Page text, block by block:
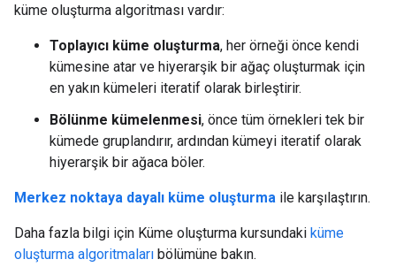
küme oluşturma algoritması vardır:
Toplayıcı küme oluşturma, her örneği önce kendi
kümesine atar ve hiyerarşik bir ağaç oluşturmak için
en yakın kümeleri iteratif olarak birleştirir.
Bölünme kümelenmesi, önce tüm örnekleri tek bir
kümede gruplandırır, ardından kümeyi iteratif olarak
hiyerarşik bir ağaca böler.
Merkez noktaya dayalı küme oluşturma ile karşılaştırın.
Daha fazla bilgi için Küme oluşturma kursundaki küme
oluşturma algoritmaları bölümüne bakın.